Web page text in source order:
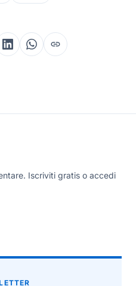
Iscriviti gratis o accedi